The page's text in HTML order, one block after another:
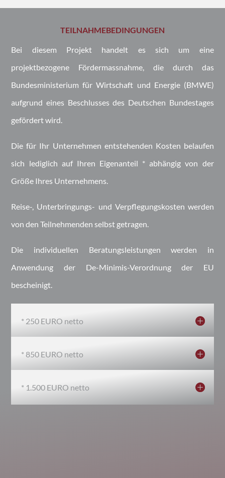
TEILNAHMEBEDINGUNGEN
Bei diesem Projekt handelt es sich um eine
projektbezogene Fördermassnahme, die durch das
Bundesministerium für Wirtschaft und Energie(BMWE)
aufgrund eines Beschlusses des Deutschen Bundestages
gefördert wird.
Die für Ihr Unternehmen entstehenden Kosten belaufen
sich lediglich auf Ihren Eigenanteil * abhängig von der
Größe Ihres Unternehmens.
Reise-, Unterbringungs- und Verpflegungskosten werden
von den Teilnehmenden selbst getragen.
Die individuellen Beratungsleistungen werden in
Anwendung der De-Minimis-Verordnung der EU
bescheinigt.
* 250 EURO netto
* 850 EURO netto
* 1.500 EURO netto